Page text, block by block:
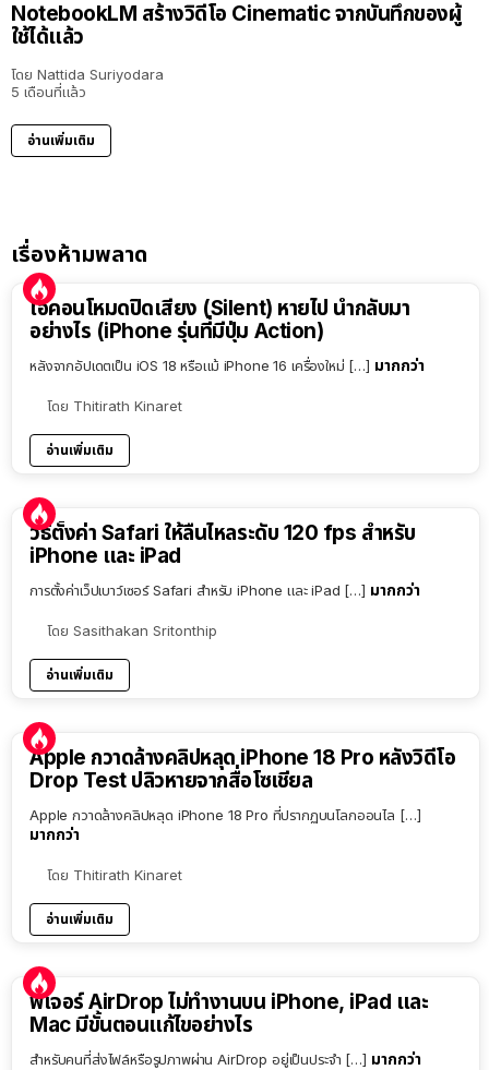
NotebookLM สร้างวิดีโอ Cinematic จากบันทึกของผู้
ใช้ได้แล้ว
โดย Nattida Suriyodara
5 เดือนที่แล้ว
อ่านเพิ่มเติม
เรื่องห้ามพลาด
ไอคอนโหมดปิดเสียง (Silent) หายไป นำกลับมา
อย่างไร (iPhone รุ่นที่มีปุ่ม Action)
หลังจากอัปเดตเป็น iOS 18 หรือแม้ iPhone 16 เครื่องใหม่ […] มากกว่า
โดย Thitirath Kinaret
อ่านเพิ่มเติม
วิธีตั้งค่า Safari ให้ลื่นไหลระดับ 120 fps สำหรับ
iPhone และ iPad
การตั้งค่าเว็ปเบาว์เซอร์ Safari สำหรับ iPhone และ iPad […] มากกว่า
โดย Sasithakan Sritonthip
อ่านเพิ่มเติม
Apple กวาดล้างคลิปหลุด iPhone 18 Pro หลังวิดีโอ
Drop Test ปลิวหายจากสื่อโซเชียล
Apple กวาดล้างคลิปหลุด iPhone 18 Pro ที่ปรากฏบนโลกออนไล […]
มากกว่า
โดย Thitirath Kinaret
อ่านเพิ่มเติม
ฟีเจอร์ AirDrop ไม่ทำงานบน iPhone, iPad และ
Mac มีขั้นตอนแก้ไขอย่างไร
สำหรับคนที่ส่งไฟล์หรือรูปภาพผ่าน AirDrop อยู่เป็นประจำ […] มากกว่า